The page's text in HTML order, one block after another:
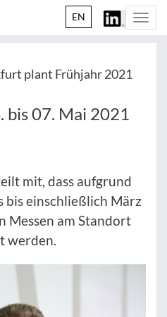
EN
plant Frühjahr 2021
bis 07. Mai 2021
mit, dass aufgrund
bis einschließlich März
Messen am Standort
werden.